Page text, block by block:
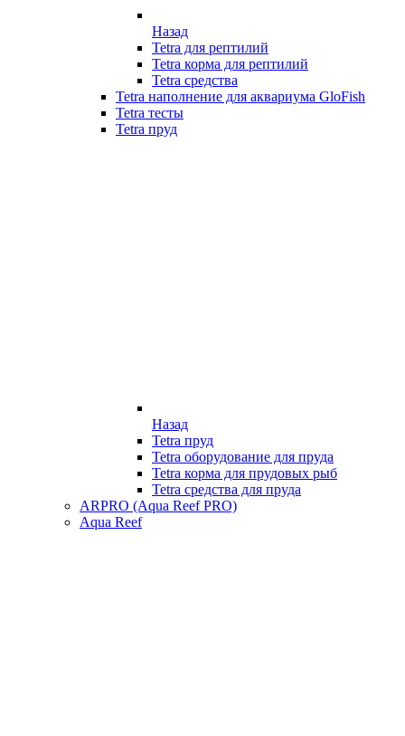
Назад
Tetra для рептилий
Tetra корма для рептилий
Tetra средства
Tetra наполнение для аквариума GloFish
Tetra тесты
Tetra пруд
Назад
Tetra пруд
Tetra оборудование для пруда
Tetra корма для прудовых рыб
Tetra средства для пруда
ARPRO (Aqua Reef PRO)
Aqua Reef